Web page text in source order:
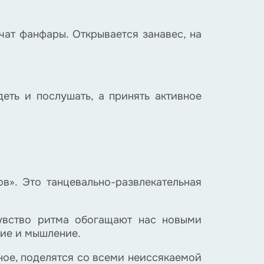
фанфары. Открывается занавес, на
и послушать, а принять активное
Это танцевально-развлекательная
ритма обогащают нас новыми
и мышление.
поделятся со всеми неиссякаемой